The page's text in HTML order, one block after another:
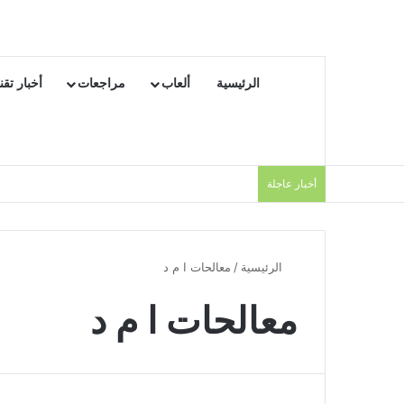
الرئيسية ألعاب مراجعات أخبار
أخبار عاجلة
الرئيسية / معالحات ا م د
معالحات ا م د